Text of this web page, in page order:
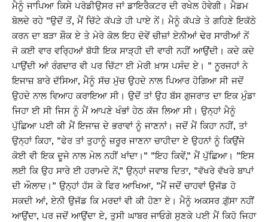
ਮੈਨੂੰ ਜਾਪਿਆ ਕਿਸੇ ਪਰੋਡੀਉਸਰ ਜਾਂ ਡਾਇਰੈਕਟਰ ਦੀ ਰਖੇਲ ਹੋਵੇਗੀ। ਮੈਡਮ
ਬੋਲਦੇ ਰਹੇ ”ਉਦੋਂ ਤੋਂ, ਮੈਂ ਚਿੱਟੇ ਕੱਪੜੇ ਹੀ ਪਾਏ ਨੇਂ। ਮੈਨੂੰ ਕੱਪੜੇ ਤੇ ਗਹਿਣੇ ਇਕੱਠੇ
ਕਰਨ ਦਾ ਬੜਾ ਸ਼ੌਕ ਏ ਤੇ ਮੇਰੇ ਕੋਲ ਇਹ ਦੋਵੇਂ ਚੀਜ਼ਾਂ ਏਨੀਆਂ ਢੇਰ ਸਾਰੀਆਂ ਨੇਂ
ਜੋ ਕਈ ਵਾਰ ਵਰ੍ਹਿਆਂ ਬੱਧੀ ਇਕ ਸਾੜ੍ਹੀ ਦੀ ਵਾਰੀ ਨਹੀਂ ਆਉਂਦੀ। ਕਦੇ ਕਦੇ
ਪਾਉਂਦੀ ਆਂ ਰੰਗਦਾਰ ਵੀ ਪਰ ਚਿੱਟਾ ਈ ਮੇਰੀ ਖ਼ਾਸ ਪਸੰਦ ਏ। ” ਨੂਰਜਹਾਂ ਨੇ
ਇਜਾਜ਼ ਬਾਰੇ ਦੱਸਿਆ, ਮੈਨੂੰ ਸੱਚ ਮੁੱਚ ਉਹਦੇ ਨਾਲ ਪਿਆਰ ਹੋਗਿਆ ਸੀ ਜਦੋਂ
ਉਹਦੇ ਨਾਲ ਵਿਆਹ ਕਰਾਇਆ ਸੀ। ਉਦੋਂ ਤਾਂ ਉਹ ਬੱਸ ਗੁਜਰਾਤ ਦਾ ਇਕ ਮੁੰਡਾ
ਜਿਹਾ ਈ ਸੀ ਜਿਸ ਨੂੰ ਮੈਂ ਆਪਣੇ ਖੰਭਾਂ ਹੇਠ ਕੱਜ ਲਿਆ ਸੀ। ਉਨ੍ਹਾਂ ਮੈਨੂੰ
ਪੁੱਛਿਆ ਪਈ ਕੀ ਮੈਂ ਇਜਾਜ਼ ਦੇ ਭਰਾਵਾਂ ਨੂੰ ਜਾਣਨਾਂ। ਜਦੋਂ ਮੈਂ ਕਿਹਾ ਨਹੀਂ, ਤਾਂ
ਉਨ੍ਹਾਂ ਕਿਹਾ, ”ਫੇਰ ਤਾਂ ਤੁਹਾਨੂੰ ਜ਼ਰੂਰ ਜਾਣਨਾ ਚਾਹੀਦਾ ਏ ਉਹਨਾਂ ਨੂੰ ਕਿਉਂਜੇ
ਕੋਈ ਵੀ ਇਕ ਦੂਜੇ ਨਾਲ ਮੇਲ ਨਹੀਂ ਖਾਂਦਾ।” ”ਇਹ ਕਿਵੇਂ,” ਮੈਂ ਪੁੱਛਿਆ। ”ਇਸ
ਲਈ ਕਿ ਉਹ ਸਾਰੇ ਈ ਹਰਾਮਦੇ ਨੇਂ,” ਉਨ੍ਹਾਂ ਜਵਾਬ ਦਿਤਾ, ”ਵੱਖਰੇ ਵੱਖਰੇ ਬਾਪਾਂ
ਦੀ ਔਲਾਦ।” ਉਨ੍ਹਾਂ ਹੱਸ ਕੇ ਫਿਰ ਆਖਿਆ, ”ਮੈਂ ਜਦੋਂ ਚਾਹਵਾਂ ਉਜੱਡ ਹੋ
ਸਕਦੀ ਆਂ, ਏਨੀ ਉਜੱਡ ਕਿ ਮਰਦਾਂ ਵੀ ਕੀ ਹੋਣਾ ਏ। ਮੈਨੂੰ ਅਕਸਰ ਗ਼ੁੱਸਾ ਨਹੀਂ
ਆਉਂਦਾ, ਪਰ ਜਦੋਂ ਆਉਂਦਾ ਏ, ਤੁਸੀ ਘਾਬਰ ਜਾਓਗੇ ਸੁਣਕੇ ਪਈ ਮੈਂ ਕਿਹੋ ਜਿਹਾ